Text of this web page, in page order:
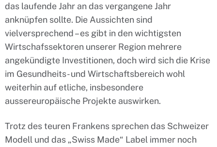
das laufende Jahr an das vergangene Jahr
anknüpfen sollte. Die Aussichten sind
vielversprechend – es gibt in den wichtigsten
Wirtschafssektoren unserer Region mehrere
angekündigte Investitionen, doch wird sich die Krise
im Gesundheits- und Wirtschaftsbereich wohl
weiterhin auf etliche, insbesondere
aussereuropäische Projekte auswirken.
Trotz des teuren Frankens sprechen das Schweizer
Modell und das „Swiss Made“ Label immer noch